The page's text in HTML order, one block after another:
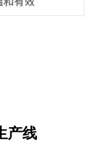
产线